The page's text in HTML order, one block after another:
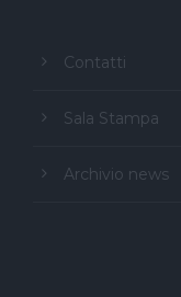
Contatti
Sala Stampa
Archivio news